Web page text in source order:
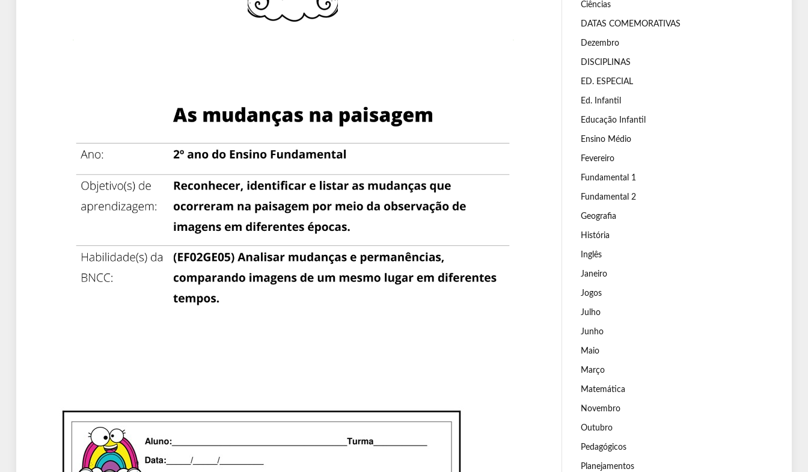
Ciências
DATAS COMEMORATIVAS
Dezembro
DISCIPLINAS
ED. ESPECIAL
Ed. Infantil
Educação Infantil
Ensino Médio
Fevereiro
Fundamental 1
Fundamental 2
Geografia
História
Inglês
Janeiro
Jogos
Julho
Junho
Maio
Março
Matemática
Novembro
Outubro
Pedagógicos
Planejamentos